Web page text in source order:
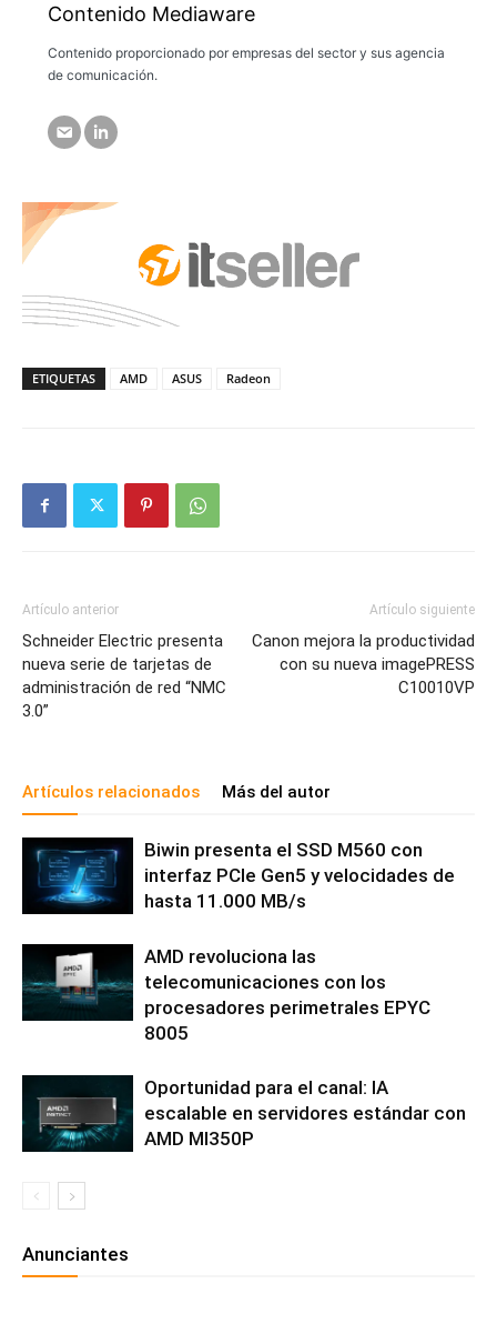
Contenido Mediaware
Contenido proporcionado por empresas del sector y sus agencia
de comunicación.
ETIQUETAS AMD ASUS Radeon
Artículo anterior
Schneider Electric presenta
nueva serie de tarjetas de
administración de red “NMC
3.0”
Artículo siguiente
Canon mejora la productividad
con su nueva imagePRESS
C10010VP
Artículos relacionados Más del autor
Biwin presenta el SSD M560 con
interfaz PCIe Gen5 y velocidades de
hasta 11.000 MB/s
AMD revoluciona las
telecomunicaciones con los
procesadores perimetrales EPYC
8005
Oportunidad para el canal: IA
escalable en servidores estándar con
AMD MI350P
Anunciantes